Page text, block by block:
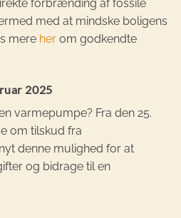
forbrænding af fossile
med at mindske boligens
mere her om godkendte
2025
varmepumpe? Fra den 25.
om tilskud fra
denne mulighed for at
og bidrage til en